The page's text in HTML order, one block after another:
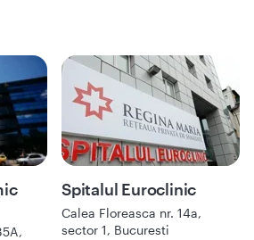
Spitalul Euroclinic
Calea Floreasca nr. 14a,
sector 1, Bucuresti